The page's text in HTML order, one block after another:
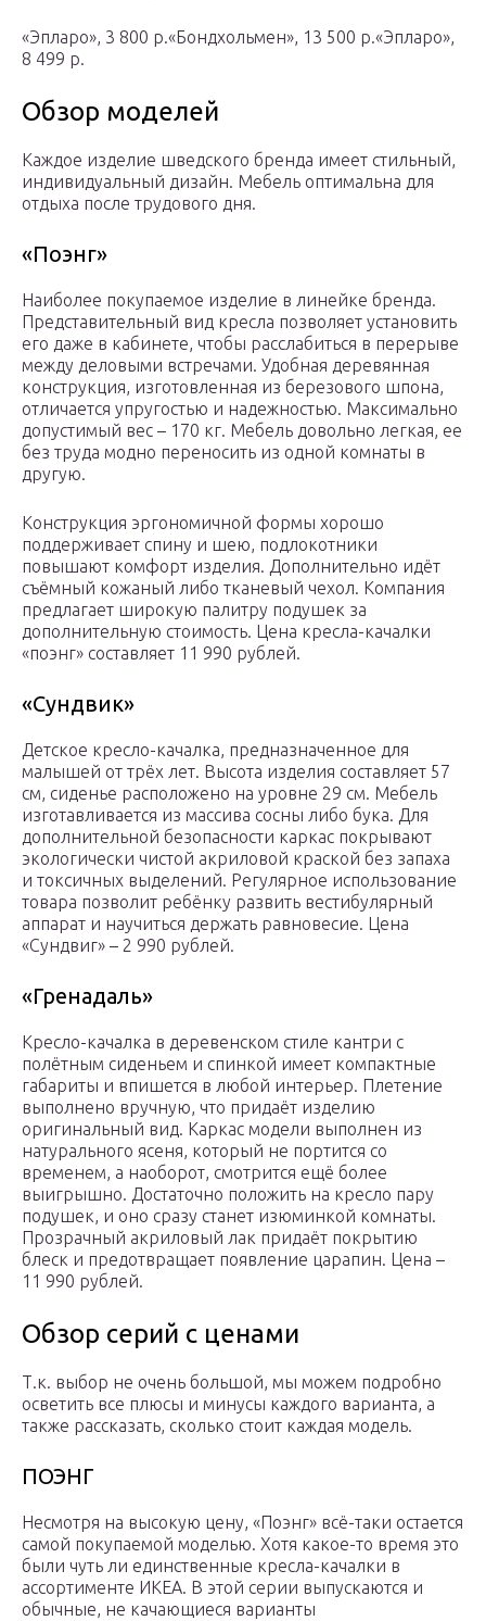
«Эпларо», 3 800 р.«Бондхольмен», 13 500 р.«Эпларо»,
8 499 р.
Обзор моделей
Каждое изделие шведского бренда имеет стильный,
индивидуальный дизайн. Мебель оптимальна для
отдыха после трудового дня.
«Поэнг»
Наиболее покупаемое изделие в линейке бренда.
Представительный вид кресла позволяет установить
его даже в кабинете, чтобы расслабиться в перерыве
между деловыми встречами. Удобная деревянная
конструкция, изготовленная из березового шпона,
отличается упругостью и надежностью. Максимально
допустимый вес – 170 кг. Мебель довольно легкая, ее
без труда модно переносить из одной комнаты в
другую.
Конструкция эргономичной формы хорошо
поддерживает спину и шею, подлокотники
повышают комфорт изделия. Дополнительно идёт
съёмный кожаный либо тканевый чехол. Компания
предлагает широкую палитру подушек за
дополнительную стоимость. Цена кресла-качалки
«поэнг» составляет 11 990 рублей.
«Сундвик»
Детское кресло-качалка, предназначенное для
малышей от трёх лет. Высота изделия составляет 57
см, сиденье расположено на уровне 29 см. Мебель
изготавливается из массива сосны либо бука. Для
дополнительной безопасности каркас покрывают
экологически чистой акриловой краской без запаха
и токсичных выделений. Регулярное использование
товара позволит ребёнку развить вестибулярный
аппарат и научиться держать равновесие. Цена
«Сундвиг» – 2 990 рублей.
«Гренадаль»
Кресло-качалка в деревенском стиле кантри с
полётным сиденьем и спинкой имеет компактные
габариты и впишется в любой интерьер. Плетение
выполнено вручную, что придаёт изделию
оригинальный вид. Каркас модели выполнен из
натурального ясеня, который не портится со
временем, а наоборот, смотрится ещё более
выигрышно. Достаточно положить на кресло пару
подушек, и оно сразу станет изюминкой комнаты.
Прозрачный акриловый лак придаёт покрытию
блеск и предотвращает появление царапин. Цена –
11 990 рублей.
Обзор серий с ценами
Т.к. выбор не очень большой, мы можем подробно
осветить все плюсы и минусы каждого варианта, а
также рассказать, сколько стоит каждая модель.
ПОЭНГ
Несмотря на высокую цену, «Поэнг» всё-таки остается
самой покупаемой моделью. Хотя какое-то время это
были чуть ли единственные кресла-качалки в
ассортименте ИКЕА. В этой серии выпускаются и
обычные, не качающиеся варианты